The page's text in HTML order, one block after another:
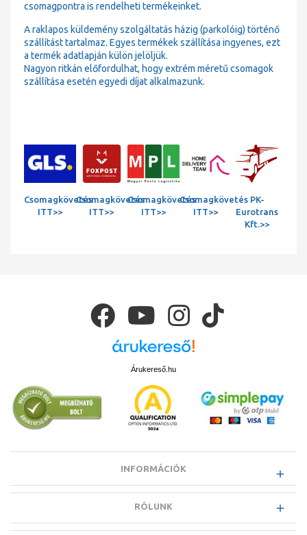
csomagpontra is rendelheti termékeinket.
A raklapos küldemény szolgáltatás házig (parkolóig) történő
szállítást tartalmaz. Egyes termékek szállítása ingyenes, ezt
a termék adatlapján külön jelöljük.
Nagyon ritkán előfordulhat, hogy extrém méretű csomagok
szállítása esetén egyedi díjat alkalmazunk.
Csomagkövetés
ITT>>
Csomagkövetés
ITT>>
Csomagkövetés
ITT>>
Csomagkövetés
ITT>>
PK-
Eurotrans
Kft.>>
Árukereső.hu
INFORMÁCIÓK
RÓLUNK